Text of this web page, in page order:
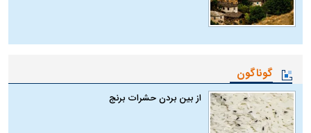
گوناگون
از بین بردن حشرات برنج